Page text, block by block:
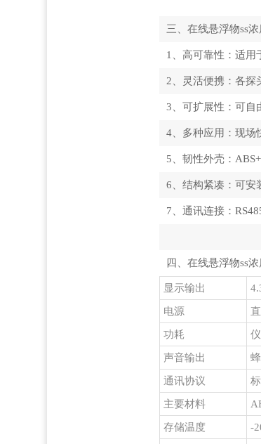
三、在线悬浮物ss
1、高可靠性：适用
2、灵活便携：各探
3、可扩展性：可自
4、多种应用：现场
5、韧性外壳：
6、结构紧凑：可安
7、通讯连接：
四、在线悬浮物ss
显示输出
电源
功耗
声音输出
通讯协议
主要材料
存储温度 -